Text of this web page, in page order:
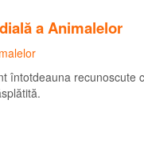
a Animalelor